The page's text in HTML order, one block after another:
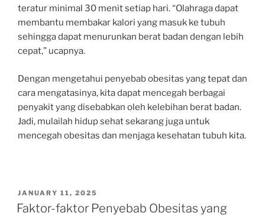
teratur minimal 30 menit setiap hari. “Olahraga dapat
membantu membakar kalori yang masuk ke tubuh
sehingga dapat menurunkan berat badan dengan lebih
cepat,” ucapnya.
Dengan mengetahui penyebab obesitas yang tepat dan
cara mengatasinya, kita dapat mencegah berbagai
penyakit yang disebabkan oleh kelebihan berat badan.
Jadi, mulailah hidup sehat sekarang juga untuk
mencegah obesitas dan menjaga kesehatan tubuh kita.
POSTED
ON
JANUARY 11, 2025
Faktor-faktor Penyebab Obesitas yang